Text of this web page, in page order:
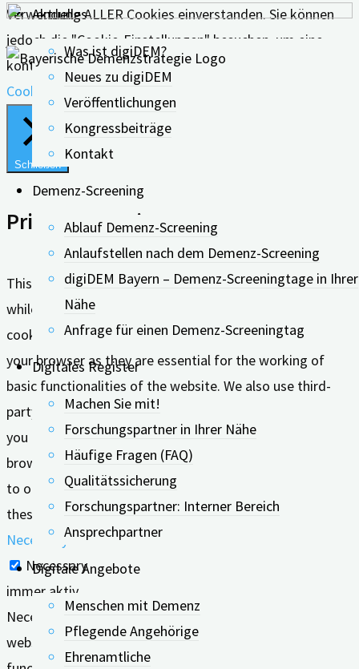
Aktuelles
Was ist digiDEM?
Neues zu digiDEM
Veröffentlichungen
Kongressbeiträge
Kontakt
Demenz-Screening
Ablauf Demenz-Screening
Anlaufstellen nach dem Demenz-Screening
digiDEM Bayern – Demenz-Screeningtage in Ihrer
Nähe
Anfrage für einen Demenz-Screeningtag
Digitales Register
Machen Sie mit!
Forschungspartner in Ihrer Nähe
Häufige Fragen (FAQ)
Qualitätssicherung
Forschungspartner: Interner Bereich
Ansprechpartner
Digitale Angebote
Menschen mit Demenz
Pflegende Angehörige
Ehrenamtliche
Verwendung ALLER Cookies einverstanden. Sie können
jedoch die "Cookie-Einstellungen" besuchen, um eine
kontrollierte Zustimmung zu erteilen.
Cookie Einstellungen
Alle Akzeptieren
Schließen
Privacy Overview
This website uses cookies to improve your experience
while you navigate through the website. Out of these, the
cookies that are categorized as necessary are stored on
your browser as they are essential for the working of
basic functionalities of the website. We also use third-
party cookies that help us analyze and understand how
you use this website. These cookies will be stored in your
browser only with your consent. You also have the option
to opt-out of these cookies. But opting out of some of
these cookies may affect your browsing experience.
Necessary
Necessary
immer aktiv
Necessary cookies are absolutely essential for the
website to function properly. These cookies ensure basic